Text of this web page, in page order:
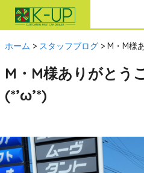
ホーム > スタッフブログ > M・M様
M・M様ありがとう
(*’ω’*)